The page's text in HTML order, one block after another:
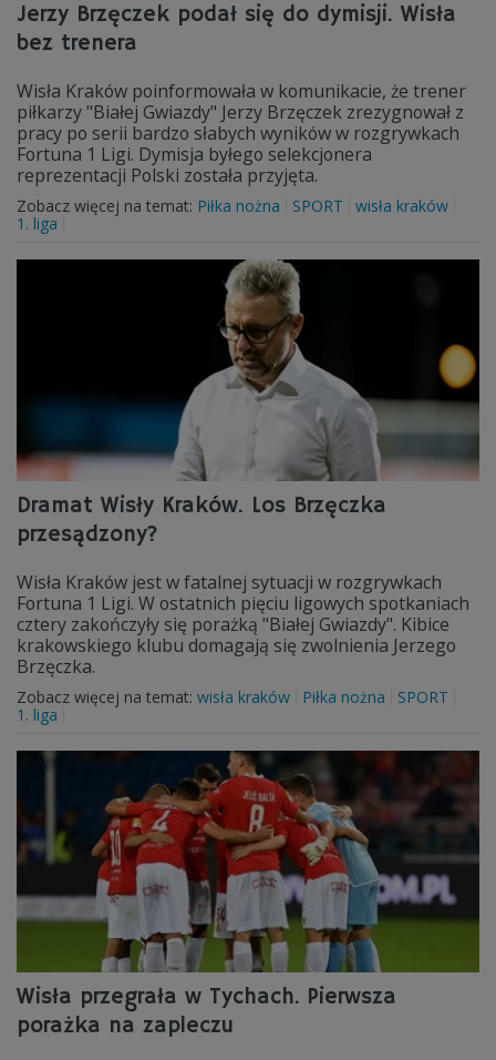
Jerzy Brzęczek podał się do dymisji. Wisła
bez trenera
Wisła Kraków poinformowała w komunikacie, że trener
piłkarzy "Białej Gwiazdy" Jerzy Brzęczek zrezygnował z
pracy po serii bardzo słabych wyników w rozgrywkach
Fortuna 1 Ligi. Dymisja byłego selekcjonera
reprezentacji Polski została przyjęta.
Zobacz więcej na temat: Piłka nożna SPORT
wisła kraków
1. liga
Dramat Wisły Kraków. Los Brzęczka
przesądzony?
Wisła Kraków jest w fatalnej sytuacji w rozgrywkach
Fortuna 1 Ligi. W ostatnich pięciu ligowych spotkaniach
cztery zakończyły się porażką "Białej Gwiazdy". Kibice
krakowskiego klubu domagają się zwolnienia Jerzego
Brzęczka.
Zobacz więcej na temat: wisła kraków Piłka nożna
SPORT
1. liga
Wisła przegrała w Tychach. Pierwsza
porażka na zapleczu